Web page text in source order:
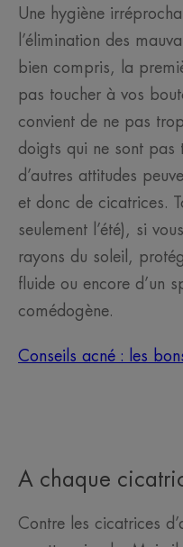
Une hygiène
l’élimination des
bien compris, la
pas toucher à vos
convient de ne pas
doigts qui ne sont pas
d’autres attitudes
et donc de cicatrices.
seulement l’été), si
rayons du soleil,
fluide ou encore d’un
comédogène.
Conseils acné : les
A chaque
Contre les cicatrices